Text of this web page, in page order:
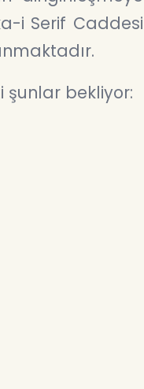
i Serif Caddesi
şunlar bekliyor: